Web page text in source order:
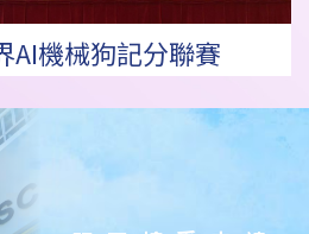
AI機械狗記分聯賽